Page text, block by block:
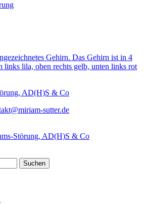
AD(H)S & Co
sutter.de
Störung, AD(H)S & Co